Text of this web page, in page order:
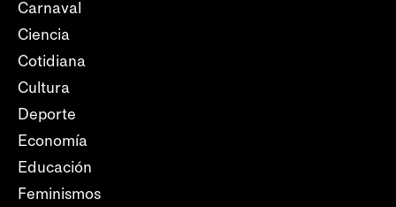
Carnaval
Ciencia
Cotidiana
Cultura
Deporte
Economía
Educación
Feminismos